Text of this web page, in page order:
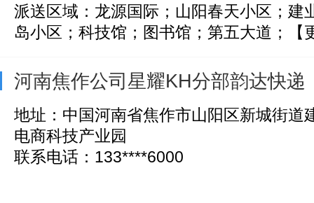
派送区域：龙源国际；山阳春天小区；建
岛小区；科技馆；图书馆；第五大道；【
河南焦作公司星耀KH分部韵达快递
地址：中国河南省焦作市山阳区新城街道
电商科技产业园
联系电话：133****6000